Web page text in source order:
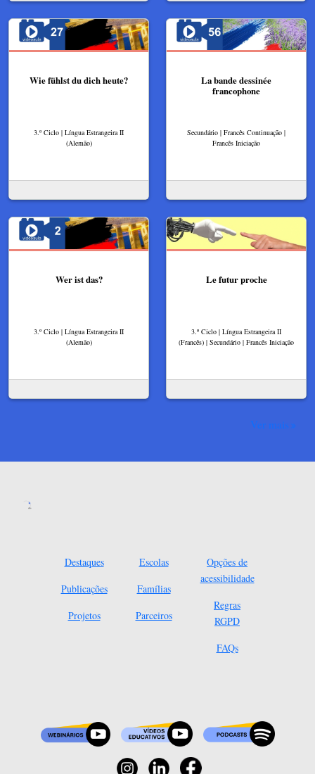
Wie fühlst du dich heute?
3.º Ciclo | Língua Estrangeira II
(Alemão)
La bande dessinée
francophone
Secundário | Francês Continuação |
Francês Iniciação
Wer ist das?
3.º Ciclo | Língua Estrangeira II
(Alemão)
Le futur proche
3.º Ciclo | Língua Estrangeira II
(Francês) | Secundário | Francês Iniciação
Ver mais
Destaques
Publicações
Projetos
Escolas
Famílias
Parceiros
Opções de
acessibilidade
Regras
RGPD
FAQs